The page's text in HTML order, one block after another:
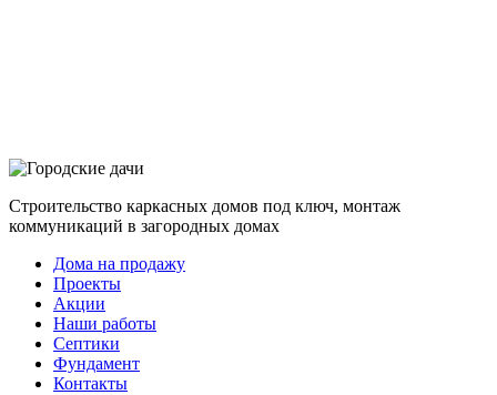
Строительство каркасных домов под ключ, монтаж
коммуникаций в загородных домах
Дома на продажу
Проекты
Акции
Наши работы
Септики
Фундамент
Контакты